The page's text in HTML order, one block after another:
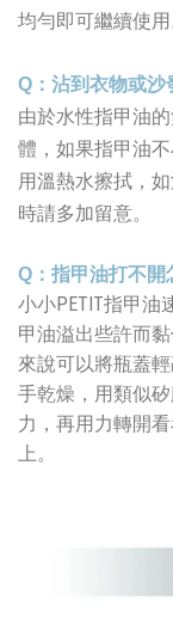
均勻即可繼續使用
Q ：沾到衣物或
由於水性指甲油
體，如果指甲油
用溫熱水擦拭，
時請多加留意。
Q ：指甲油打不開
小小PETIT指甲油
甲油溢出些許而
來說可以將瓶蓋
手乾燥，用類似
力，再用力轉開
上。